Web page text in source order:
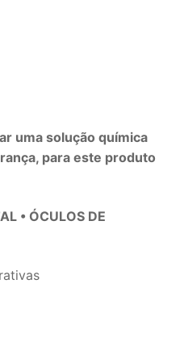
uma solução química
para este produto
• ÓCULOS DE